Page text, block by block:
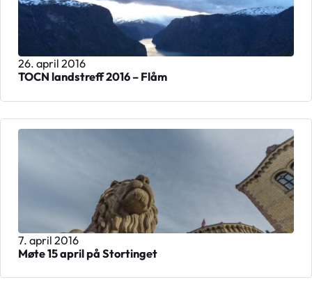
26. april 2016
TOCN landstreff 2016 – Flåm
7. april 2016
Møte 15 april på Stortinget